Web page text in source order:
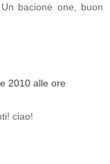
bacione one, buon
2010 alle ore
ciao!